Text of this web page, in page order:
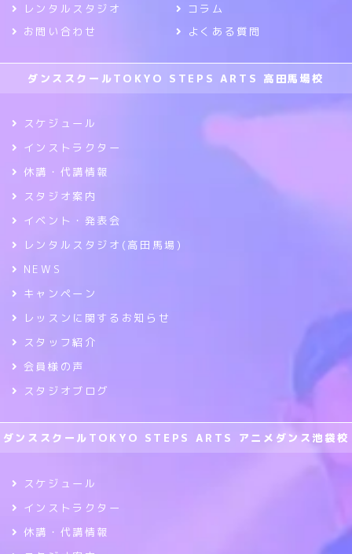
レンタルスタジオ
コラム
お問い合わせ
よくある質問
ダンススクールTOKYO STEPS ARTS 高田馬場校
スケジュール
インストラクター
休講・代講情報
スタジオ案内
イベント・発表会
レンタルスタジオ(高田馬場)
NEWS
キャンペーン
レッスンに関するお知らせ
スタッフ紹介
会員様の声
スタジオブログ
ダンススクールTOKYO STEPS ARTS アニメダンス池袋校
スケジュール
インストラクター
休講・代講情報